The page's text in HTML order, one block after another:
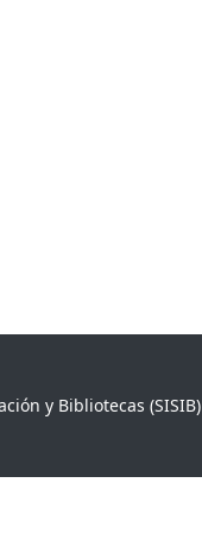
y Bibliotecas (SISIB)